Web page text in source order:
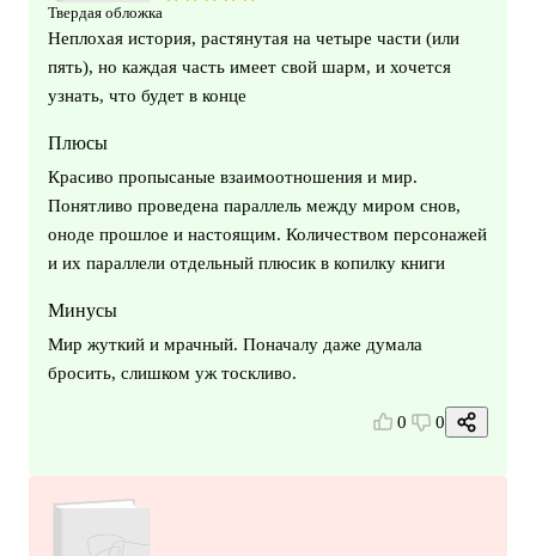
Твердая обложка
Неплохая история, растянутая на четыре части (или
пять), но каждая часть имеет свой шарм, и хочется
узнать, что будет в конце
Плюсы
Красиво пропысаные взаимоотношения и мир.
Понятливо проведена параллель между миром снов,
оноде прошлое и настоящим. Количеством персонажей
и их параллели отдельный плюсик в копилку книги
Минусы
Мир жуткий и мрачный. Поначалу даже думала
бросить, слишком уж тоскливо.
0 0